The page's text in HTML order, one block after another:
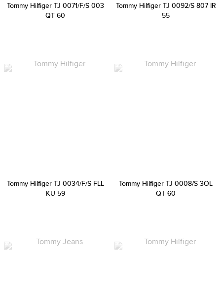
Tommy Hilfiger TJ 0071/F/S 003
QT 60
Tommy Hilfiger TJ 0092/S 807 IR
55
Tommy Hilfiger TJ 0034/F/S FLL
KU 59
Tommy Hilfiger TJ 0008/S 3OL
QT 60